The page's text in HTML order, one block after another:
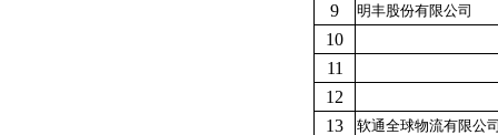
9 明丰股份有限公司
10
11
12
13
软通全球物流有限公